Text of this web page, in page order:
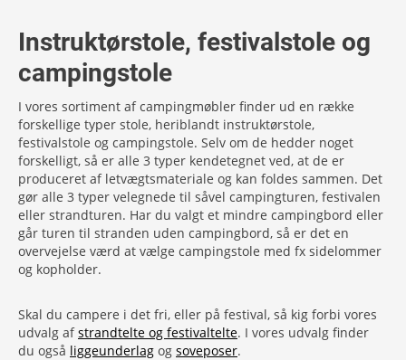
Instruktørstole, festivalstole og
campingstole
I vores sortiment af campingmøbler finder ud en række
forskellige typer stole, heriblandt instruktørstole,
festivalstole og campingstole. Selv om de hedder noget
forskelligt, så er alle 3 typer kendetegnet ved, at de er
produceret af letvægtsmateriale og kan foldes sammen. Det
gør alle 3 typer velegnede til såvel campingturen, festivalen
eller strandturen. Har du valgt et mindre campingbord eller
går turen til stranden uden campingbord, så er det en
overvejelse værd at vælge campingstole med fx sidelommer
og kopholder.
Skal du campere i det fri, eller på festival, så kig forbi vores
udvalg afstrandtelte og festivaltelte. I vores udvalg finder
du også liggeunderlag og soveposer.